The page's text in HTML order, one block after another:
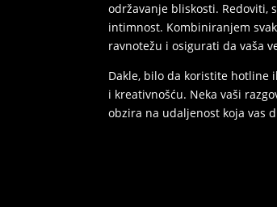
održavanje bliskosti. Redoviti,
intimnost. Kombiniranjem
ravnotežu i osigurati da vaša
Dakle, bilo da koristite hotline
i kreativnošću. Neka vaši
obzira na udaljenost koja vas